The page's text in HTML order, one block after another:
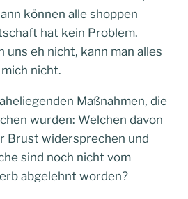
können alle shoppen
hat kein Problem.
uns eh nicht, kann man alles
nicht.
Maßnahmen, die
wurden: Welchen davon
Brust widersprechen und
sind noch nicht vom
abgelehnt worden?